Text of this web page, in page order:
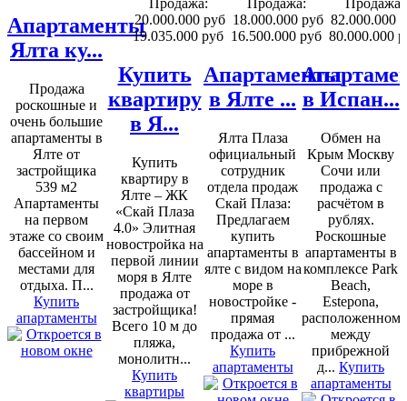
Апартаменты
Ялта ку...
Продажа
роскошные и
очень большие
апартаменты в
Ялте от
застройщика
539 м2
Апартаменты
на первом
этаже со своим
бассейном и
местами для
отдыха. П...
Купить
апартаменты
Продажа:
20.000.000 руб
19.035.000 руб
Купить
квартиру
в Я...
Купить
квартиру в
Ялте – ЖК
«Скай Плаза
4.0» Элитная
новостройка на
первой линии
моря в Ялте
продажа от
застройщика!
Всего 10 м до
пляжа,
монолитн...
Купить
квартиры
Продажа:
18.000.000 руб
16.500.000 руб
Апартаменты
в Ялте ...
Ялта Плаза
официальный
сотрудник
отдела продаж
Скай Плаза:
Предлагаем
купить
апартаменты в
ялте с видом на
море в
новостройке -
прямая
продажа от ...
Купить
апартаменты
Продажа:
82.000.000
80.000.000
в Испан...
Обмен на
Крым Москву
Сочи или
продажа с
расчётом в
рублях.
Роскошные
апартаменты в
комплексе Park
Beach,
Estepona,
расположенном
между
прибрежной
д... Купить
апартаменты